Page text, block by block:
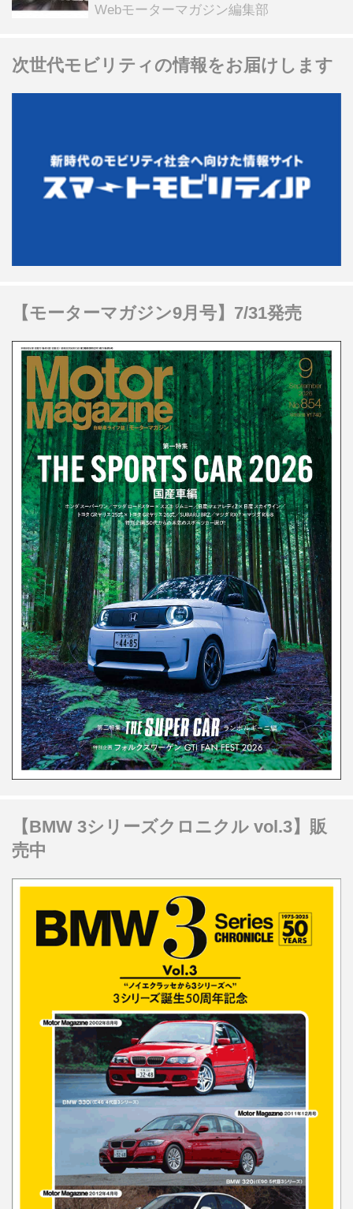
る抽選企画などを展開
Webモーターマガジン編集部
次世代モビリティの情報をお届けします
【モーターマガジン9月号】7/31発売
【BMW 3シリーズクロニクル vol.3】販
売中